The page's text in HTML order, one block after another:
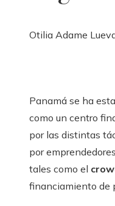
Otilia Adame
Panamá se ha
como un centro
por las distintas
por
tales como el
financiamiento de